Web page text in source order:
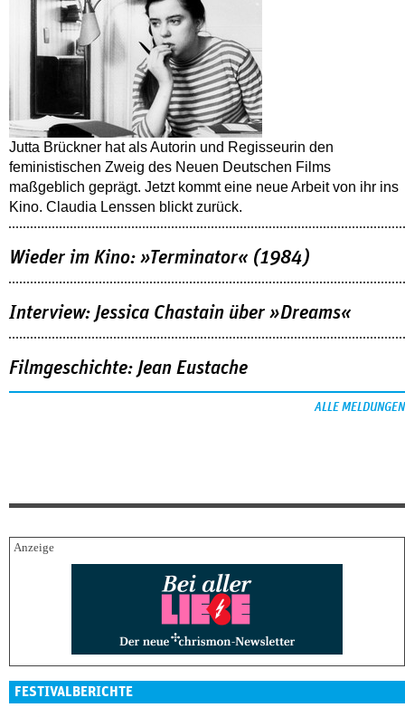
Jutta Brückner hat als Autorin und Regisseurin den
feministischen Zweig des Neuen Deutschen Films
maßgeblich geprägt. Jetzt kommt eine neue Arbeit von ihr ins
Kino. Claudia Lenssen blickt zurück.
Wieder im Kino: »Terminator« (1984)
Interview: Jessica Chastain über »Dreams«
Filmgeschichte: Jean Eustache
ALLE MELDUNGEN
FESTIVALBERICHTE